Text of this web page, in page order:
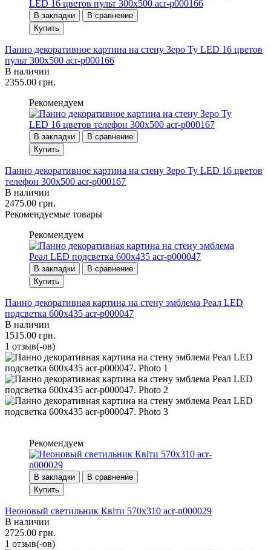
В закладки
В сравнение
Купить
Панно декоративное картина на стену Зеро Ту LED 16 цветов
пульт 300х500 acr-p000166
В наличии
2355.00 грн.
Рекомендуем
В закладки
В сравнение
Купить
Панно декоративное картина на стену Зеро Ту LED 16 цветов
телефон 300х500 acr-p000167
В наличии
2475.00 грн.
Рекомендуемые товары
Рекомендуем
В закладки
В сравнение
Купить
Панно декоративная картина на стену эмблема Реал LED
подсветка 600х435 acr-p000047
В наличии
1515.00 грн.
1 отзыв(-ов)
Рекомендуем
В закладки
В сравнение
Купить
Неоновый светильник Квіти 570х310 acr-n000029
В наличии
2725.00 грн.
1 отзыв(-ов)